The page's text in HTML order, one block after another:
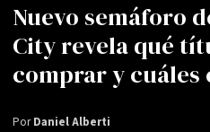
Nuevo semáforo
City revela qué
comprar y
PorDaniel Alberti